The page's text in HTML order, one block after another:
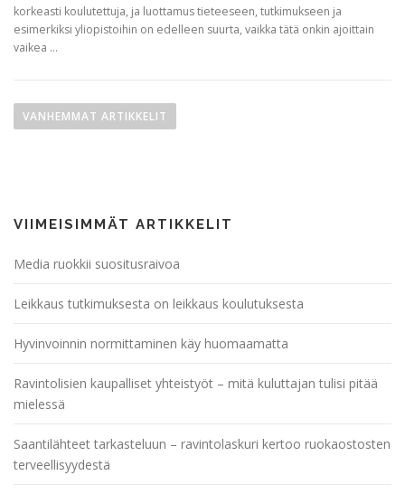
korkeasti koulutettuja, ja luottamus tieteeseen, tutkimukseen ja
esimerkiksi yliopistoihin on edelleen suurta, vaikka tätä onkin ajoittain
vaikea …
e
l
e
s
e
l
u
s
VANHEMMAT ARTIKKELIT
VIIMEISIMMÄT ARTIKKELIT
Media ruokkii suositusraivoa
Leikkaus tutkimuksesta on leikkaus koulutuksesta
Hyvinvoinnin normittaminen käy huomaamatta
Ravintolisien kaupalliset yhteistyöt – mitä kuluttajan tulisi pitää
mielessä
Saantilähteet tarkasteluun – ravintolaskuri kertoo ruokaostosten
terveellisyydestä